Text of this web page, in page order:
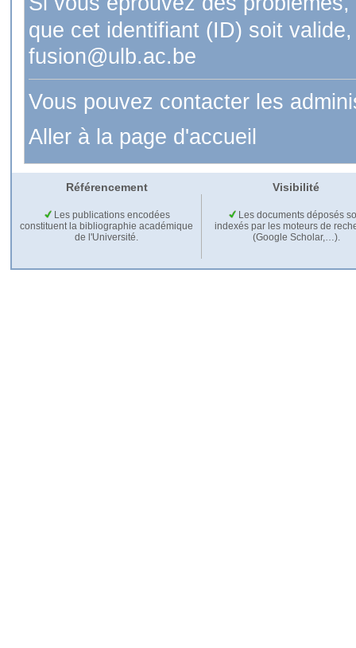
que cet identifiant (ID) soit
fusion@ulb.ac.be
Vous pouvez contacter les
Aller à la page d'accueil
Référencement Visibilité
Les publications encodées
constituent la bibliographie académique
de l'Université.
Les documents déposés
indexés par les moteurs de
(Google Scholar,…).